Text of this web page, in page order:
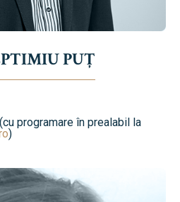
PUȚ
programare în prealabil la
)